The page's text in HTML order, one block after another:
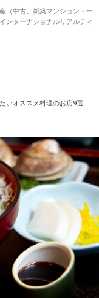
（中古、新築マンション・一
ンターナショナルリアルティ
いオススメ料理のお店9選